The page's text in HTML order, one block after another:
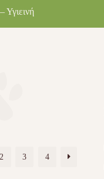
Υγιεινή
2 3 4